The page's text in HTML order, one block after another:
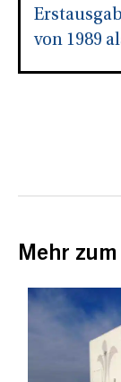
von 1989
Mehr